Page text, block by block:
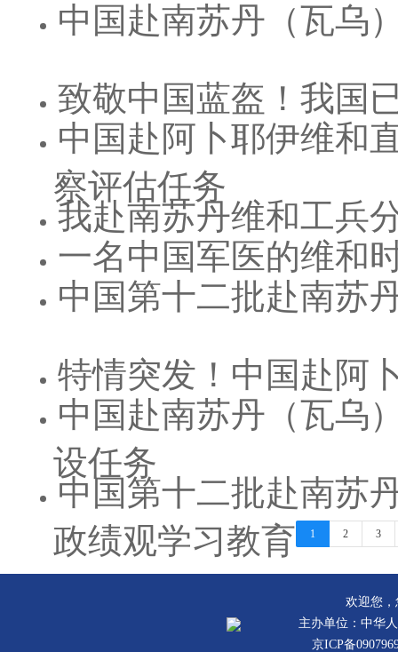
中国赴南苏丹（瓦乌
致敬中国蓝盔！我国
中国赴阿卜耶伊维和
察评估任务
我赴南苏丹维和工兵
一名中国军医的维和
中国第十二批赴南苏
特情突发！中国赴阿
中国赴南苏丹（瓦乌
设任务
中国第十二批赴南苏
政绩观学习教育
1 2 3
欢迎您，
主办单位：中华
京ICP备